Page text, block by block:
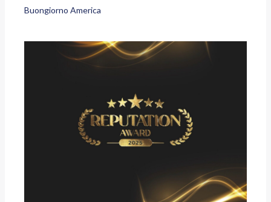
Buongiorno America